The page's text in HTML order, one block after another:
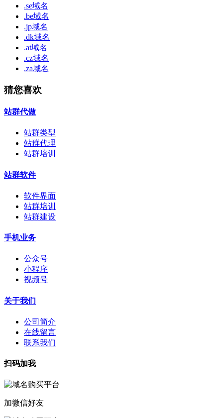
.se域名
.be域名
.jp域名
.dk域名
.at域名
.cz域名
.za域名
猜您喜欢
站群代做
站群类型
站群代理
站群培训
站群软件
软件界面
站群培训
站群建设
手机业务
公众号
小程序
视频号
关于我们
公司简介
在线留言
联系我们
扫码加我
加微信好友